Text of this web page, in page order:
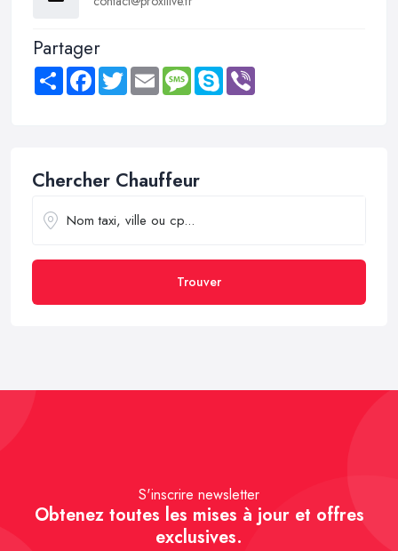
Partager
Share FacebookTwitter Email MessageSkype
Chercher Chauffeur
Trouver
S'inscrire newsletter
Obtenez toutes les mises à jour et offres
exclusives.